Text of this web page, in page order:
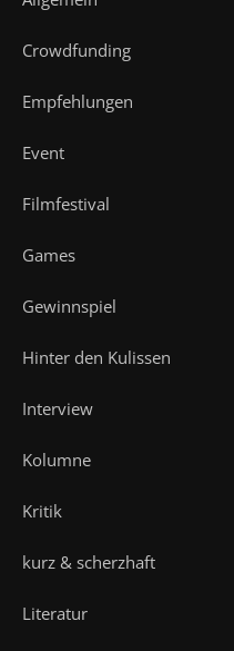
Crowdfunding
Empfehlungen
Event
Filmfestival
Games
Gewinnspiel
Hinter den Kulissen
Interview
Kolumne
Kritik
kurz & scherzhaft
Literatur